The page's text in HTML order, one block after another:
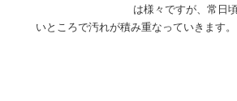
は様々ですが、常日
いところで汚れが積み重なっていきます